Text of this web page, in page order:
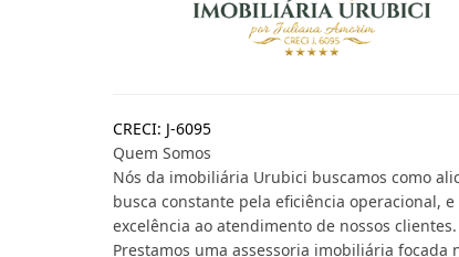
CRECI: J-6095
Quem Somos
Nós da imobiliária Urubici buscamos como
busca constante pela eficiência operacional, e
excelência ao atendimento de nossos clientes.
Prestamos uma assessoria imobiliária focada